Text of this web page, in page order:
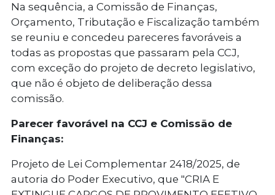
Na sequência, a Comissão de Finanças,
Orçamento, Tributação e Fiscalização também
se reuniu e concedeu pareceres favoráveis a
todas as propostas que passaram pela CCJ,
com exceção do projeto de decreto legislativo,
que não é objeto de deliberação dessa
comissão.
Parecer favorável na CCJ e Comissão de
Finanças:
Projeto de Lei Complementar 2418/2025, de
autoria do Poder Executivo, que "CRIA E